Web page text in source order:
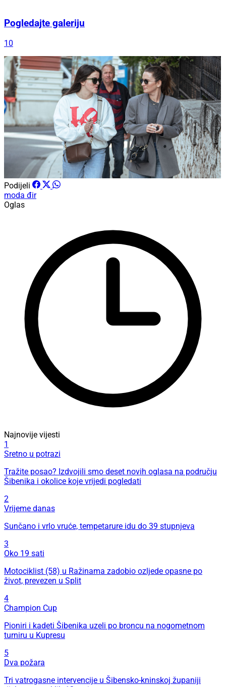
Pogledajte galeriju
10
Podijeli
moda đir
Oglas
Najnovije vijesti
1
Sretno u potrazi
Tražite posao? Izdvojili smo deset novih oglasa na području
Šibenika i okolice koje vrijedi pogledati
2
Vrijeme danas
Sunčano i vrlo vruće, tempetarure idu do 39 stupnjeva
3
Oko 19 sati
Motociklist (58) u Ražinama zadobio ozljede opasne po
život, prevezen u Split
4
Champion Cup
Pioniri i kadeti Šibenika uzeli po broncu na nogometnom
turniru u Kupresu
5
Dva požara
Tri vatrogasne intervencije u Šibensko-kninskoj županiji